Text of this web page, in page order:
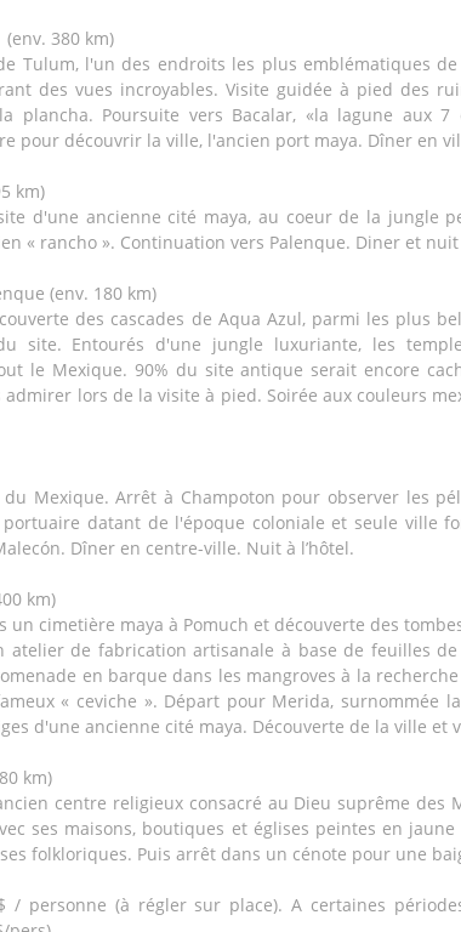
380 km)
Tulum, l'un des endroits les plus emblématiques
des vues incroyables. Visite guidée à pied des
plancha. Poursuite vers Bacalar, «la lagune aux
pour découvrir la ville, l'ancien port maya. Dîner en
km)
d'une ancienne cité maya, au coeur de la jungle
« rancho ». Continuation vers Palenque. Diner et nuit
(env. 180 km)
des cascades de Aqua Azul, parmi les plus
site. Entourés d'une jungle luxuriante, les
le Mexique. 90% du site antique serait encore
lors de la visite à pied. Soirée aux couleurs
Mexique. Arrêt à Champoton pour observer les
datant de l'époque coloniale et seule ville
Dîner en centre-ville. Nuit à l’hôtel.
km)
cimetière maya à Pomuch et découverte des
atelier de fabrication artisanale à base de feuilles
en barque dans les mangroves à la
« ceviche ». Départ pour Merida, surnommée
d'une ancienne cité maya. Découverte de la ville
km)
centre religieux consacré au Dieu suprême des
ses maisons, boutiques et églises peintes en
folkloriques. Puis arrêt dans un cénote pour une
personne (à régler sur place). A certaines